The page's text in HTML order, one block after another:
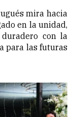
mira hacia
en la unidad,
con la
para las futuras